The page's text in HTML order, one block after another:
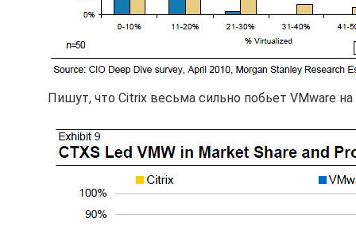
Пишут, что Citrix весьма сильно побьет VMware